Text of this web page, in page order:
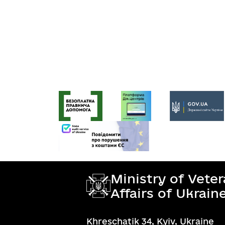
Ministry of
Affairs of
Khreschatik 34, Kyiv, Ukraine